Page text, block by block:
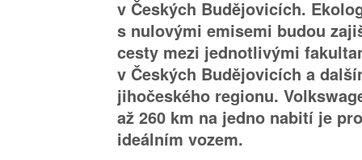
v Českých Budějovicích.
s nulovými emisemi budou
cesty mezi jednotlivými
v Českých Budějovicích a
jihočeského regionu.
až 260 km na jedno nabití je
ideálním vozem.